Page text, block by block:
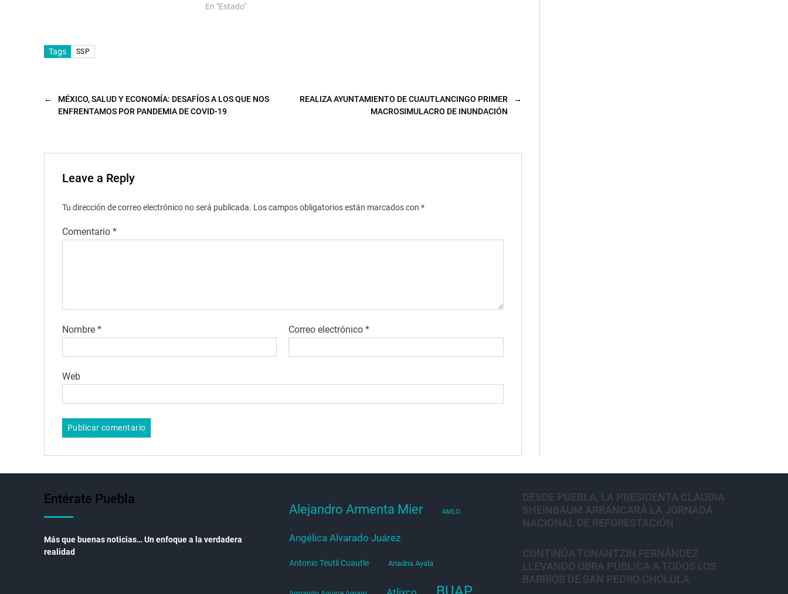
n
a
)
En "Estado"
Tags SSP
←
MÉXICO, SALUD Y ECONOMÍA: DESAFÍOS A LOS QUE NOS
ENFRENTAMOS POR PANDEMIA DE COVID-19
→
REALIZA AYUNTAMIENTO DE CUAUTLANCINGO PRIMER
MACROSIMULACRO DE INUNDACIÓN
Leave a Reply
Tu dirección de correo electrónico no será publicada. Los campos obligatorios están marcados con *
Comentario *
Nombre * Correo electrónico*
Web
Entérate Puebla
Más que buenas noticias… Un enfoque a la verdadera
realidad
Alejandro Armenta Mier AMLO
Angélica Alvarado Juárez
Antonio Teutli Cuautle Ariadna Ayala
BUAP
DESDE PUEBLA, LA PRESIDENTA CLAUDIA
SHEINBAUM ARRANCARÁ LA JORNADA
NACIONAL DE REFORESTACIÓN
CONTINÚA TONANTZIN FERNÁNDEZ
LLEVANDO OBRA PÚBLICA A TODOS LOS
BARRIOS DE SAN PEDRO CHOLULA